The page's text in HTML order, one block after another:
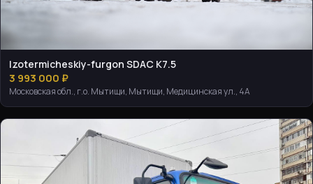
Izotermicheskiy-furgon SDAC K7.5
3 993 000 ₽
Московская обл., г.о. Мытищи, Мытищи, Медицинская ул., 4А